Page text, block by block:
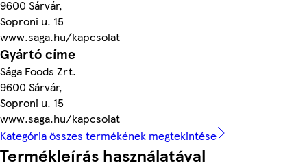
9600 Sárvár,
Soproni u. 15
www.saga.hu/kapcsolat
Gyártó címe
Sága Foods Zrt.
9600 Sárvár,
Soproni u. 15
www.saga.hu/kapcsolat
Kategória összes termékének megtekintése
Termékleírás használatával